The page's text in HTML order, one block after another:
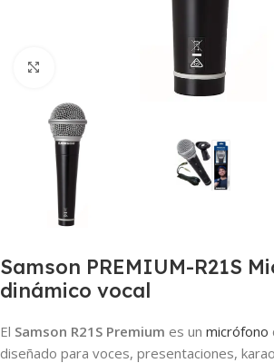
Samson PREMIUM-R21S
dinámico vocal
El Samson R21S Premium es un micrófono
diseñado para voces, presentaciones,